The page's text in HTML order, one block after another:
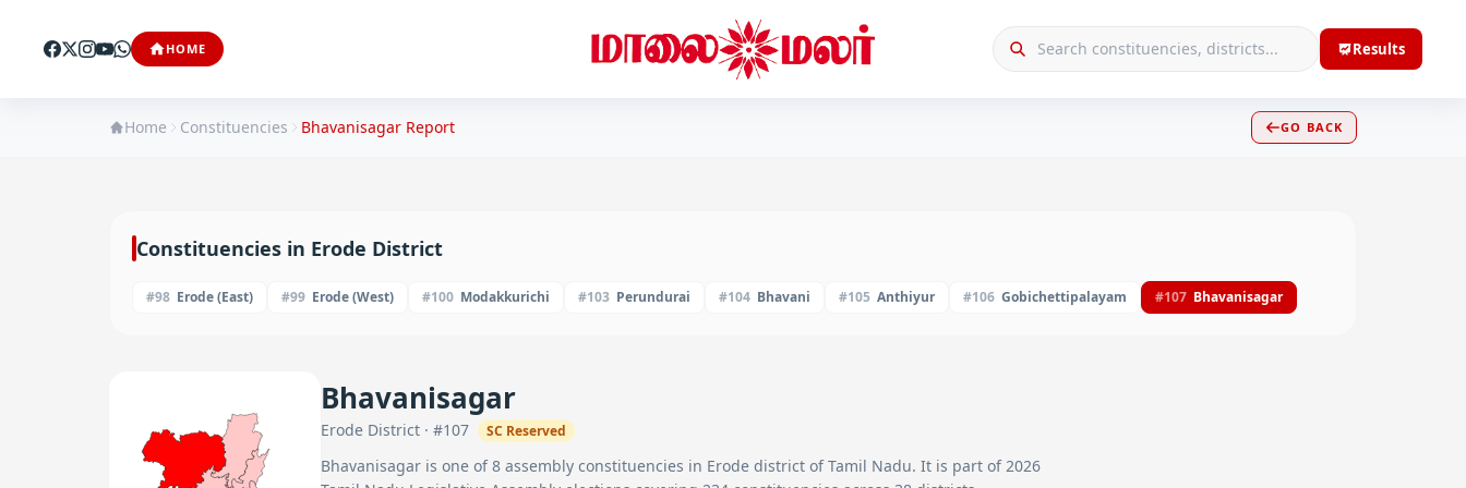
HOME Results
Home Constituencies Bhavanisagar Report GO BACK
Constituencies in Erode District
#98 Erode (East) #99 Erode (West) #100 Modakkurichi #103 Perundurai #104 Bhavani #105 Anthiyur #106 Gobichettipalayam #107 Bhavanisagar
Bhavanisagar
Erode District · #107 SC Reserved
Bhavanisagar is one of8 assembly constituencies in Erode district of Tamil Nadu. It is part of 2026